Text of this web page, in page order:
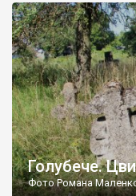
бруньками, кози ті
делікатес. На
різноманітних форм
Голубече.
Фото Романа